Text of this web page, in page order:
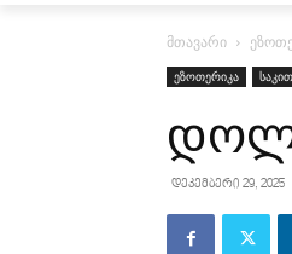
მთავარი
ეზოთერიკა
დეკემბერი 29, 2025